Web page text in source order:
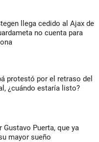
llega cedido al Ajax de
no cuenta para
protestó por el retraso del
¿cuándo estaría listo?
Gustavo Puerta, que ya
mayor sueño